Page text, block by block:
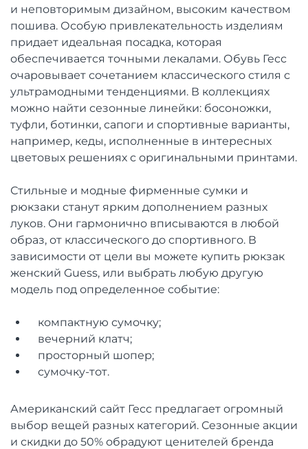
и неповторимым дизайном, высоким качеством
пошива. Особую привлекательность изделиям
придает идеальная посадка, которая
обеспечивается точными лекалами. Обувь Гесс
очаровывает сочетанием классического стиля с
ультрамодными тенденциями. В коллекциях
можно найти сезонные линейки: босоножки,
туфли, ботинки, сапоги и спортивные варианты,
например, кеды, исполненные в интересных
цветовых решениях с оригинальными принтами.
Стильные и модные фирменные сумки и
рюкзаки станут ярким дополнением разных
луков. Они гармонично вписываются в любой
образ, от классического до спортивного. В
зависимости от цели вы можете купить рюкзак
женский Guess, или выбрать любую другую
модель под определенное событие:
компактную сумочку;
вечерний клатч;
просторный шопер;
сумочку-тот.
Американский сайт Гесс предлагает огромный
выбор вещей разных категорий. Сезонные акции
и скидки до 50% обрадуют ценителей бренда